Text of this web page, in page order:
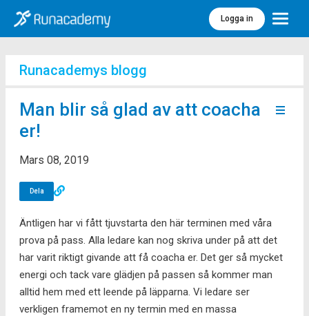
Logga in Meny
Runacademys blogg
Man blir så glad av att coacha
er!
Mars 08, 2019
Dela
Äntligen har vi fått tjuvstarta den här terminen med våra
prova på pass. Alla ledare kan nog skriva under på att det
har varit riktigt givande att få coacha er. Det ger så mycket
energi och tack vare glädjen på passen så kommer man
alltid hem med ett leende på läpparna. Vi ledare ser
verkligen framemot en ny termin med en massa